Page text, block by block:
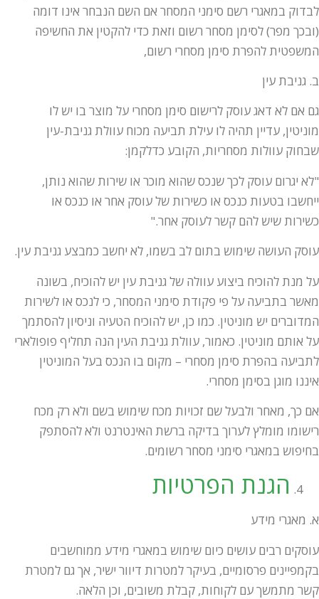
לבדוק במאגרי רשם סימני המסחר אם השם הנבחר אינו דומה
(ובכך מפר) לסימן מסחר רשום וזאת כדי להקטין את החשיפה
המשפטית להפרת סימן מסחרי רשום,
ב. גניבת עין
גם אם לא דאג עוסק לרישום סימן מסחרי על מוצר בו יש לו
מוניטין, עדיין תהיה לו עילת תביעה מכוח עוולת גניבת-עין
שבחוק עוולות מסחריות, הקובע כדלקמן:
"לא יגרום עוסק לכך שנכס שהוא מוכר או שירות שהוא נותן,
ייחשבו בטעות כנכס או כשירות של עוסק אחר או כנכס או
כשירות שיש להם קשר לעוסק אחר."
עוסק העושה שימוש בתום לב בשמו, לא יחשב כמבצע גניבת עין.
על מנת להוכיח ביצוע עוולה של גניבת עין יש להוכיח, בשונה
מאשר בתביעה על פי פקודת סימני המסחר, כי לנכס או לשירות
המדוברים יש מוניטין. כמו כן, יש להוכיח הטעיה וניסיון להסתמך
על אותם מוניטין. כאמור, עוולת גניבת העין הנה תחליף פופולארי
לתביעה בהפרת סימן מסחרי – מקום בו הנכס בעל המוניטין
איננו מוגן בסימן מסחרי.
אם כך, מאחר ולבעל שם זכויות מכח שימוש בשם ולא רק מכח
רישומו מומלץ לערוך בדיקה ברשת האינטרנט ולא להסתפק
בחיפוש במאגרי סימני מסחר רשומים.
הגנת הפרטיות
א. מאגרי מידע
עוסקים רבים עושים כיום שימוש במאגרי מידע ממוחשבים
בקמפיינים פרסומיים, בעיקר למטרות דיוור ישיר, אך גם למטרת
קשר מתמשך עם לקוחות, קבלת משובים, וכן הלאה.